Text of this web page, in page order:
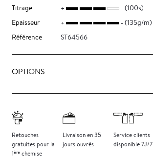
Titrage
(100s)
Epaisseur
(135g/m)
Référence
ST64566
OPTIONS
Retouches
gratuites pour la
1ère chemise
Livraison en 35
jours ouvrés
Service clients
disponible 7J/7